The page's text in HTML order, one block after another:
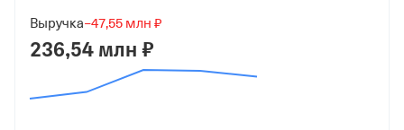
Дата регистрации
Краткое название
Выручка−47,55 млн ₽
236,54 млн ₽